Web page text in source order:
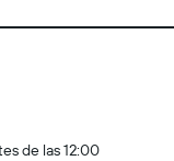
de las 12:00